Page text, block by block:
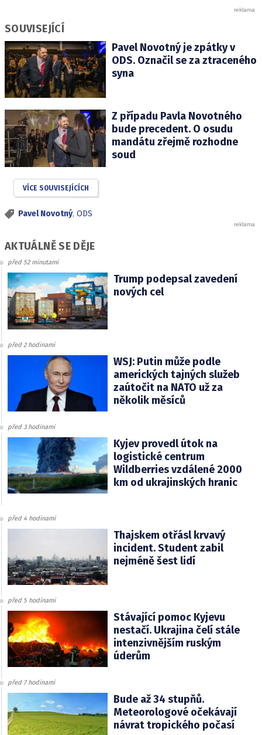
SOUVISEJÍCÍ
Pavel Novotný je zpátky v
ODS. Označil se za ztraceného
syna
Z případu Pavla Novotného
bude precedent. O osudu
mandátu zřejmě rozhodne
soud
VÍCE SOUVISEJÍCÍCH
Pavel Novotný, ODS
AKTUÁLNĚ SE DĚJE
před 52 minutami
Trump podepsal zavedení
nových cel
před 2 hodinami
WSJ: Putin může podle
amerických tajných služeb
zaútočit na NATO už za
několik měsíců
před 3 hodinami
Kyjev provedl útok na
logistické centrum
Wildberries vzdálené 2000
km od ukrajinských hranic
před 4 hodinami
Thajskem otřásl krvavý
incident. Student zabil
nejméně šest lidí
před 5 hodinami
Stávající pomoc Kyjevu
nestačí. Ukrajina čelí stále
intenzivnějším ruským
úderům
před 7 hodinami
Bude až 34 stupňů.
Meteorologové očekávají
návrat tropického počasí